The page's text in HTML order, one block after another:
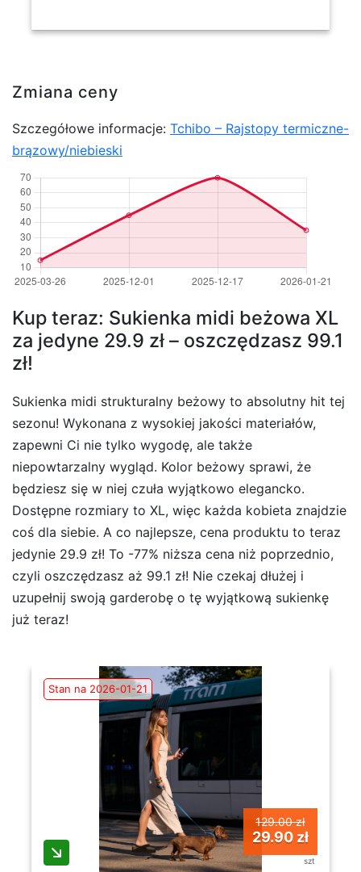
Zmiana ceny
Szczegółowe informacje: Tchibo – Rajstopy termiczne-
brązowy/niebieski
Kup teraz: Sukienka midi beżowa XL
za jedyne 29.9 zł – oszczędzasz 99.1
zł!
Sukienka midi strukturalny beżowy to absolutny hit tej
sezonu! Wykonana z wysokiej jakości materiałów,
zapewni Ci nie tylko wygodę, ale także
niepowtarzalny wygląd. Kolor beżowy sprawi, że
będziesz się w niej czuła wyjątkowo elegancko.
Dostępne rozmiary to XL, więc każda kobieta znajdzie
coś dla siebie. A co najlepsze, cena produktu to teraz
jedynie 29.9 zł! To -77% niższa cena niż poprzednio,
czyli oszczędzasz aż 99.1 zł! Nie czekaj dłużej i
uzupełnij swoją garderobę o tę wyjątkową sukienkę
już teraz!
Stan na 2026-01-21
129.00 zł
29.90 zł
szt